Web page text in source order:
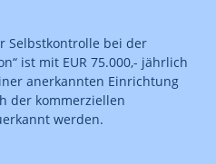
Selbstkontrolle bei der
ist mit EUR 75.000,- jährlich
anerkannten Einrichtung
der kommerziellen
werden.